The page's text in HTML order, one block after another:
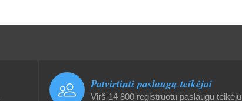
Patvirtinti paslaugų teikėjai
Virš 14 800 registruotu paslaugų teikėjų